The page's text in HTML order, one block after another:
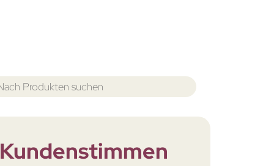
Kundenstimmen